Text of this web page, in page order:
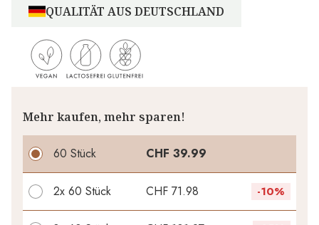
QUALITÄT AUS DEUTSCHLAND
Mehr kaufen, mehr sparen!
60 Stück CHF 39.99
2x 60 Stück CHF 71.98 -10%